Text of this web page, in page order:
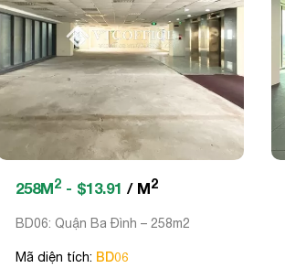
258M2 - $13.91 / M2
BD06: Quận Ba Đình – 258m2
Mã diện tích: BD06